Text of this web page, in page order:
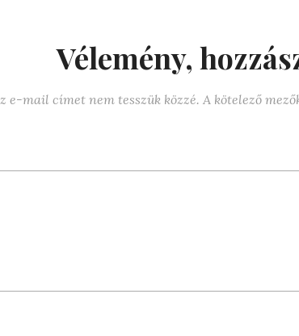
Vélemény,
e-mail címet nem tesszük közzé. A kötelező